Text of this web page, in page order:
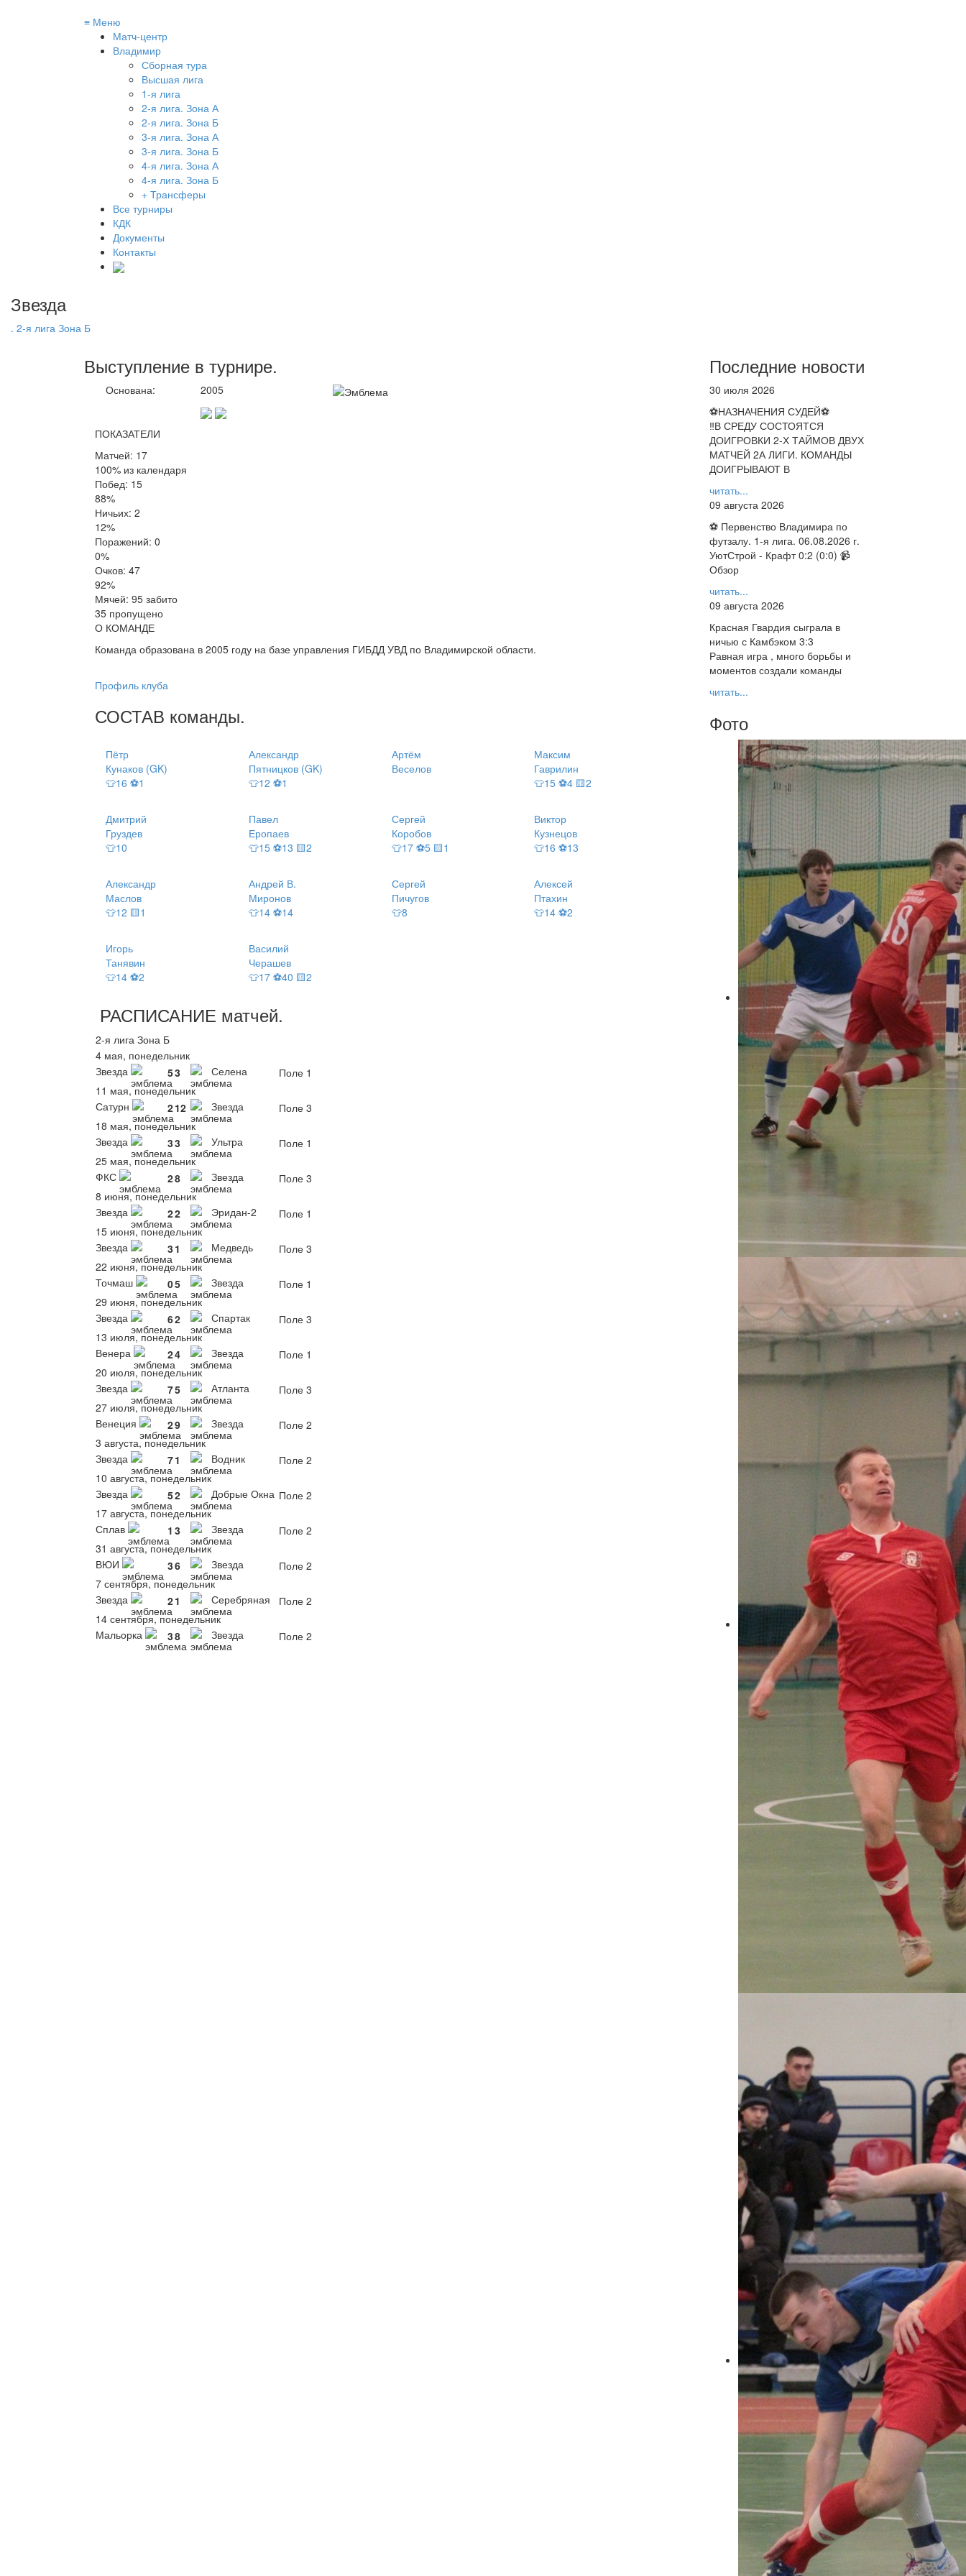
≡ Меню
Матч-центр
Владимир
Сборная тура
Высшая лига
1-я лига
2-я лига. Зона А
2-я лига. Зона Б
3-я лига. Зона А
3-я лига. Зона Б
4-я лига. Зона А
4-я лига. Зона Б
+ Трансферы
Все турниры
КДК
Документы
Контакты
Звезда
. 2-я лига Зона Б
Выступление в турнире.
Основана: 2005
ПОКАЗАТЕЛИ
Матчей: 17
100% из календаря
Побед: 15
88%
Ничьих: 2
12%
Поражений: 0
0%
Очков: 47
92%
Мячей: 95 забито
35 пропущено
О КОМАНДЕ
Команда образована в 2005 году на базе управления ГИБДД УВД по Владимирской области.
Профиль клуба
СОСТАВ команды.
Пётр
Кунаков (GK)
👕16 ⚽1
Александр
Пятницков (GK)
👕12 ⚽1
Артём
Веселов
Максим
Гаврилин
👕15 ⚽4 🟨2
Дмитрий
Груздев
👕10
Павел
Еропаев
👕15 ⚽13 🟨2
Сергей
Коробов
👕17 ⚽5 🟨1
Виктор
Кузнецов
👕16 ⚽13
Александр
Маслов
👕12 🟨1
Андрей В.
Миронов
👕14 ⚽14
Сергей
Пичугов
👕8
Алексей
Птахин
👕14 ⚽2
Игорь
Танявин
👕14 ⚽2
Василий
Черашев
👕17 ⚽40 🟨2
РАСПИСАНИЕ матчей.
2-я лига Зона Б
4 мая, понедельник
Звезда
53 Селена
Поле 1
11 мая, понедельник
Сатурн
212 Звезда
Поле 3
18 мая, понедельник
Звезда
33 Ультра
Поле 1
25 мая, понедельник
ФКС
28 Звезда
Поле 3
8 июня, понедельник
Звезда
22 Эридан-2
Поле 1
15 июня, понедельник
Звезда
31 Медведь
Поле 3
22 июня, понедельник
Точмаш
05 Звезда
Поле 1
29 июня, понедельник
Звезда
62 Спартак
Поле 3
13 июля, понедельник
Венера
24 Звезда
Поле 1
20 июля, понедельник
Звезда
75 Атланта
Поле 3
27 июля, понедельник
Венеция
29 Звезда
Поле 2
3 августа, понедельник
Звезда
71 Водник
Поле 2
10 августа, понедельник
Звезда
52 Добрые Окна Поле 2
17 августа, понедельник
Сплав
1 3 Звезда
Поле 2
31 августа, понедельник
ВЮИ
36 Звезда
Поле 2
7 сентября, понедельник
Звезда
21 Серебряная
Поле 2
14 сентября, понедельник
Мальорка
38 Звезда Поле 2
Последние новости
30 июля 2026
⚽НАЗНАЧЕНИЯ СУДЕЙ⚽
‼В СРЕДУ СОСТОЯТСЯ
ДОИГРОВКИ 2-Х ТАЙМОВ ДВУХ
МАТЧЕЙ 2А ЛИГИ. КОМАНДЫ
ДОИГРЫВАЮТ В
читать...
09 августа 2026
⚽ Первенство Владимира по
футзалу. 1-я лига. 06.08.2026 г.
УютСтрой - Крафт 0:2 (0:0) 📹
Обзор
читать...
09 августа 2026
Красная Гвардия сыграла в
ничью с Камбэком 3:3
Равная игра , много борьбы и
моментов создали команды
читать...
Фото